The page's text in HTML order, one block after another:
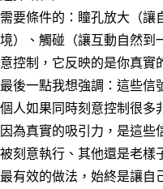
需要條件的：瞳孔放大（讓
境）、觸碰（讓互動自然到
意控制，它反映的是你真實
最後一點我想強調：這些信
個人如果同時刻意控制很
因為真實的吸引力，是這些
被刻意執行、其他還是老樣
最有效的做法，始終是讓